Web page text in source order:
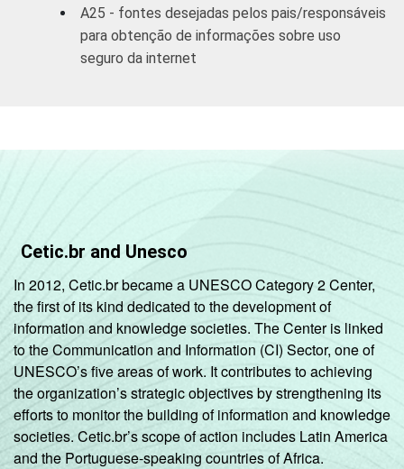
A25 - fontes desejadas pelos pais/responsáveis
para obtenção de informações sobre uso
seguro da internet
Cetic.br and Unesco
In 2012, Cetic.br became a UNESCO Category 2 Center,
the first of its kind dedicated to the development of
information and knowledge societies. The Center is linked
to the Communication and Information (CI) Sector, one of
UNESCO’s five areas of work. It contributes to achieving
the organization’s strategic objectives by strengthening its
efforts to monitor the building of information and knowledge
societies. Cetic.br’s scope of action includes Latin America
and the Portuguese-speaking countries of Africa.